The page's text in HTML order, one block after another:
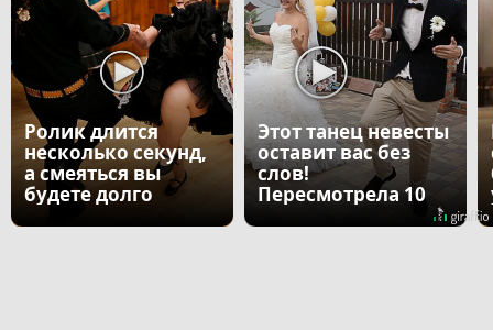
Ролик длится
несколько секунд,
а смеяться вы
будете долго
Этот танец невесты
оставит вас без
слов!
Пересмотрела 10